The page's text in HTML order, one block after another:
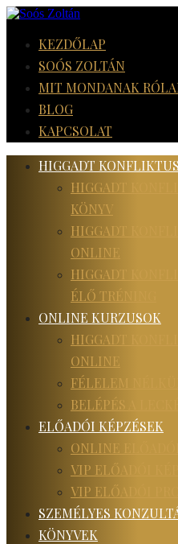
KEZDŐLAP
SOÓS ZOLTÁN
MIT MONDANAK
BLOG
KAPCSOLAT
HIGGADT
HIGGADT
KÖNYV
HIGGADT
ONLINE
HIGGADT
ÉLŐ TRÉNING
ONLINE KURZUSOK
HIGGADT
ONLINE
FÉLELEM
BELÉPÉS A
ELŐADÓI KÉPZÉSEK
ONLINE
VIP ELŐADÓI
VIP ELŐADÓI
SZEMÉLYES
KÖNYVEK